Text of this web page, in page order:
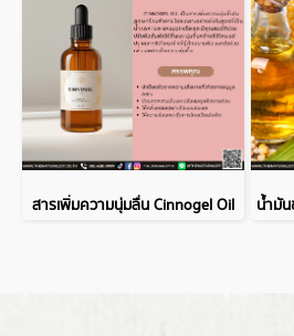
สารเพิ่มความนุ่มลื่น Cinnogel Oil